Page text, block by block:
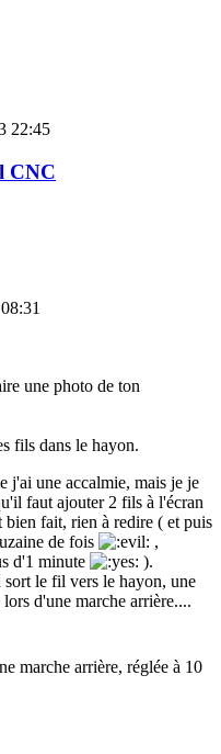
22:45
CNC
une photo de ton
fils dans le hayon.
j'ai une accalmie, mais je je
faut ajouter 2 fils à l'écran
bien fait, rien à redire ( et puis
de fois
,
d'1 minute
).
sort le fil vers le hayon, une
d'une marche arrière....
marche arrière, réglée à 10